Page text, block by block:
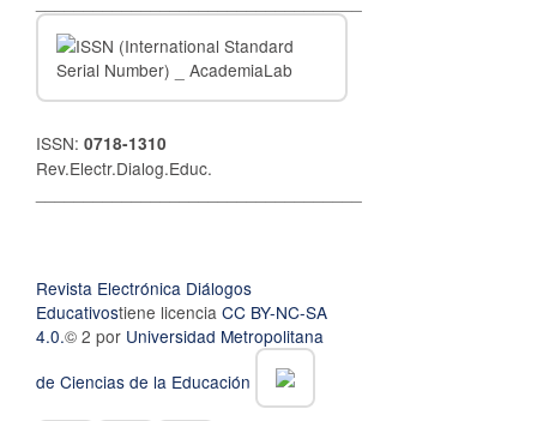
ISSN: 0718-1310
Rev.Electr.Dialog.Educ.
Revista Electrónica Diálogos
Educativostiene licencia CC BY-NC-SA
4.0.© 2 por Universidad Metropolitana
de Ciencias de la Educación